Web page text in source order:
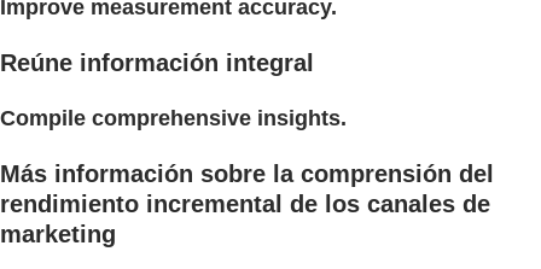
Improve measurement accuracy.
Reúne información integral
Compile comprehensive insights.
Más información sobre la comprensión del
rendimiento incremental de los canales de
marketing